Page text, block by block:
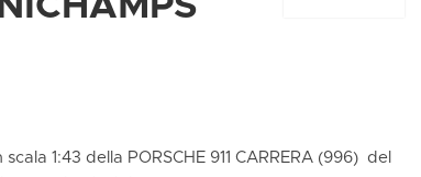
1:43 della PORSCHE 911 CARRERA (996) del